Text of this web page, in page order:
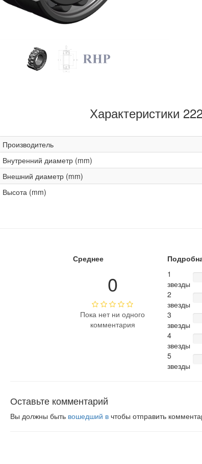
Характеристики
Производитель
Внутренний диаметр (mm)
Внешний диаметр (mm)
Высота (mm)
Среднее
0
Пока нет ни одного
комментария
1
звезды
2
звезды
3
звезды
4
звезды
5
звезды
Оставьте комментарий
Вы должны быть вошедший в чтобы отправить